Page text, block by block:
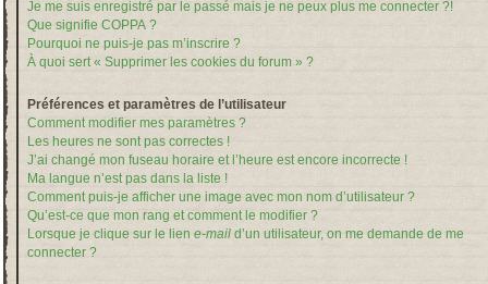
Je me suis enregistré par le passé mais je ne peux plus me connecter ?!
Que signifie COPPA ?
Pourquoi ne puis-je pas m’inscrire ?
À quoi sert « Supprimer les cookies du forum » ?
Préférences et paramètres de l’utilisateur
Comment modifier mes paramètres ?
Les heures ne sont pas correctes !
J’ai changé mon fuseau horaire et l’heure est encore incorrecte !
Ma langue n’est pas dans la liste !
Comment puis-je afficher une image avec mon nom d’utilisateur ?
Qu’est-ce que mon rang et comment le modifier ?
Lorsque je clique sur le lien e-mail d’un utilisateur, on me demande de me
connecter ?